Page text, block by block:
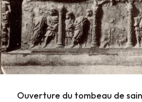
Ouverture du tombeau de